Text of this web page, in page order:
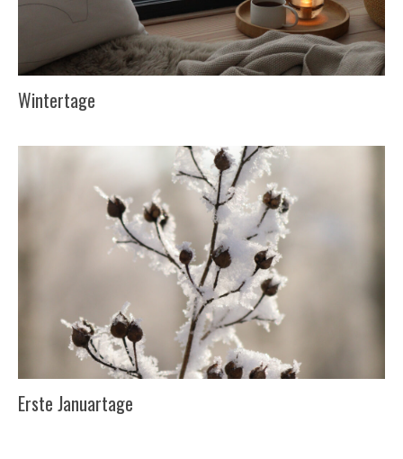
Wintertage
Erste Januartage